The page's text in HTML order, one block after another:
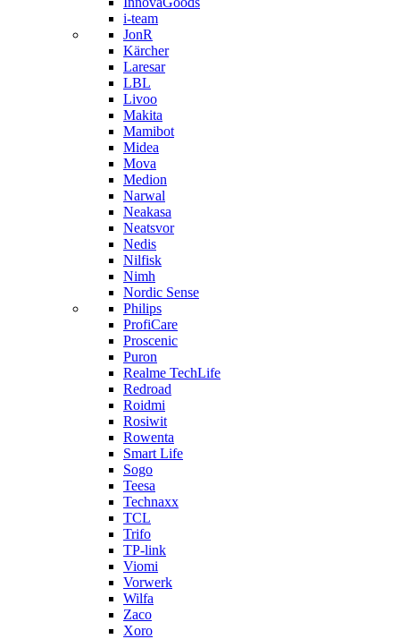
i-team
JonR
Kärcher
Laresar
LBL
Livoo
Makita
Mamibot
Midea
Mova
Medion
Narwal
Neakasa
Neatsvor
Nedis
Nilfisk
Nimh
Nordic Sense
Philips
ProfiCare
Proscenic
Puron
Realme TechLife
Redroad
Roidmi
Rosiwit
Rowenta
Smart Life
Sogo
Teesa
Technaxx
TCL
Trifo
TP-link
Viomi
Vorwerk
Wilfa
Zaco
Xoro